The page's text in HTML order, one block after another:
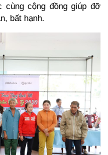
cùng cộng đồng giúp đỡ
bất hạnh.